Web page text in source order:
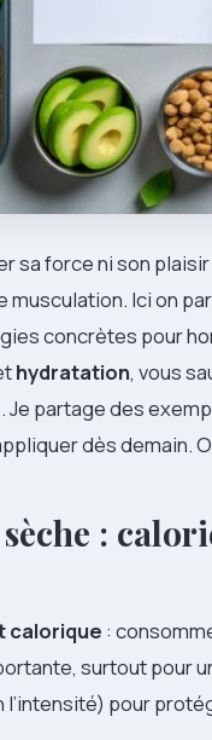
sa force ni son
musculation. Ici on
concrètes pour
hydratation, vous
partage des
dès demain.
:
calorique :
surtout pour
l’intensité) pour